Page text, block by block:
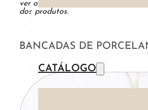
CATÁLOGO
ver o catálogo completo, abaixo
dos produtos.
BANCADAS DE